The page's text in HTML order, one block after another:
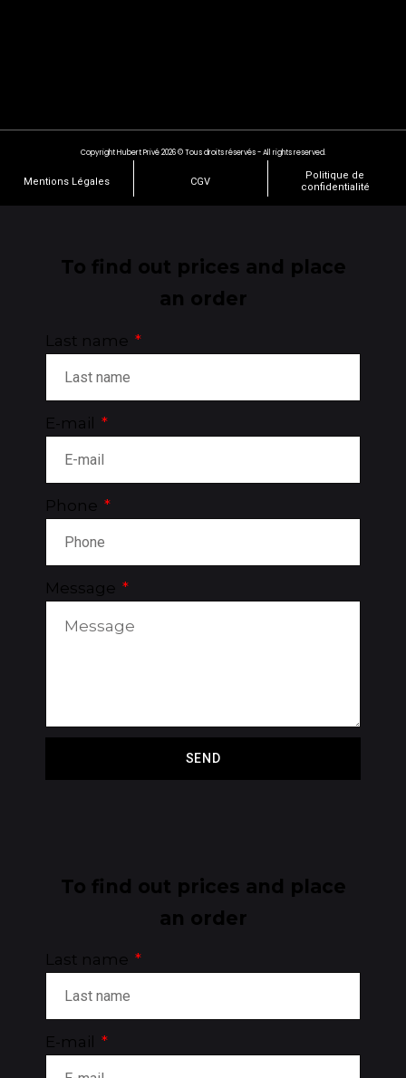
Copyright Hubert Privé 2026 © Tous droits réservés - All rights reserved.
Mentions Légales CGV
Politique de
confidentialité
To find out prices and place
an order
Last name
E-mail
Phone
Message
SEND
To find out prices and place
an order
Last name
E-mail